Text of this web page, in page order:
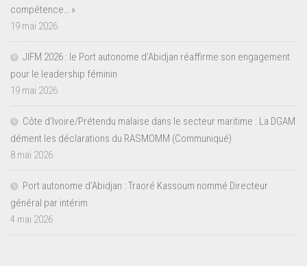
compétence… »
19 mai 2026
JIFM 2026 : le Port autonome d’Abidjan réaffirme son engagement
pour le leadership féminin
19 mai 2026
Côte d’Ivoire/Prétendu malaise dans le secteur maritime : La DGAM
dément les déclarations du RASMOMM (Communiqué)
8 mai 2026
Port autonome d’Abidjan : Traoré Kassoum nommé Directeur
général par intérim
4 mai 2026